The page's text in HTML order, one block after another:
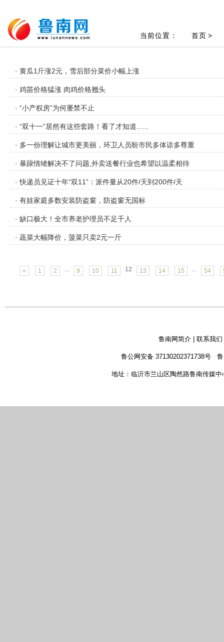
当前位置： 首页 >
· 黄瓜1斤涨2元，雪后部分菜价小幅上涨
· 鸡苗价格猛涨 肉鸡价格翘头
· “小产权房”为何屡禁不止
· “双十一”居然有这些套路！看了才知道......
· 多一份理解让城市更美丽，环卫人员盼市民多体谅多尊重
· 暴躁情绪解决不了问题,外卖送餐行业也希望以温柔相待
· 快递员见证十年“双11”：派件量从20件/天到200件/天
· 有娃家庭多数安装防盗窗，防盗窗无国标
· 缺口极大！全市养老护理员不足千人
· 蔬菜大幅降价，菠菜只卖2元一斤
« 1 2 ... 9 10 11 12 13 14 15 ... 54
鲁南网简介| 联系我们
鲁公网安备 37130202371738号
地址：临沂市兰山区陶然路鲁南传媒